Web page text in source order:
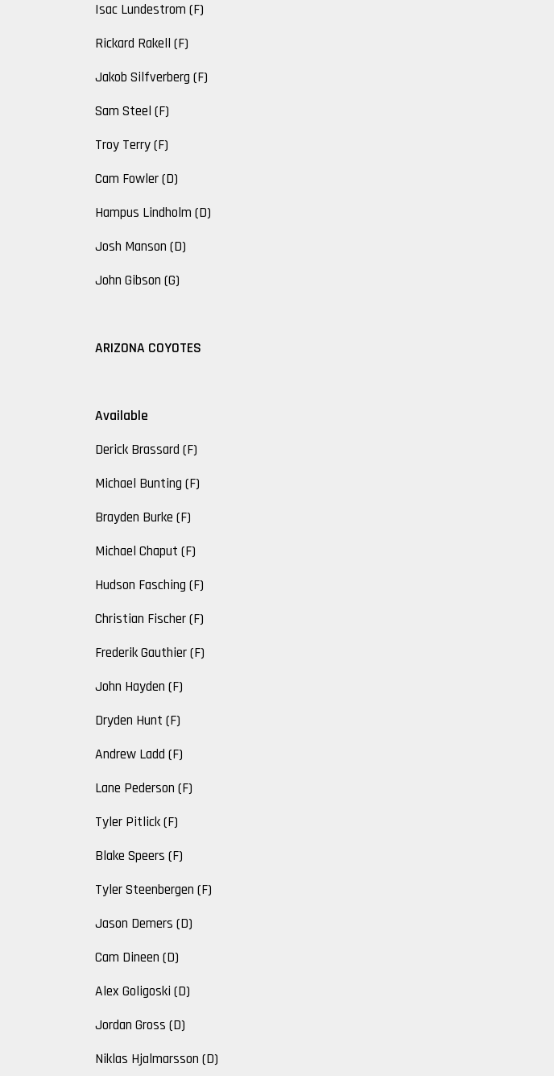
Isac Lundestrom (F)
Rickard Rakell (F)
Jakob Silfverberg (F)
Sam Steel (F)
Troy Terry (F)
Cam Fowler (D)
Hampus Lindholm (D)
Josh Manson (D)
John Gibson (G)
ARIZONA COYOTES
Available
Derick Brassard (F)
Michael Bunting (F)
Brayden Burke (F)
Michael Chaput (F)
Hudson Fasching (F)
Christian Fischer (F)
Frederik Gauthier (F)
John Hayden (F)
Dryden Hunt (F)
Andrew Ladd (F)
Lane Pederson (F)
Tyler Pitlick (F)
Blake Speers (F)
Tyler Steenbergen (F)
Jason Demers (D)
Cam Dineen (D)
Alex Goligoski (D)
Jordan Gross (D)
Niklas Hjalmarsson (D)